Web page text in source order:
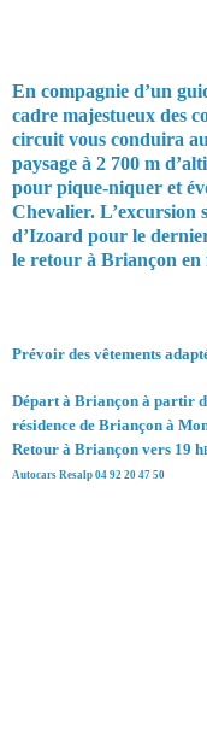
En compagnie d’un
cadre majestueux des
circuit vous conduira
paysage à 2 700 m
pour pique-niquer et
Chevalier. L’excursion
d’Izoard pour le
le retour à Briançon en
Prévoir des vêtements
Départ à Briançon à partir
résidence de Briançon à
Retour à Briançon vers 19 h
Autocars Resalp 04 92 20 47 50